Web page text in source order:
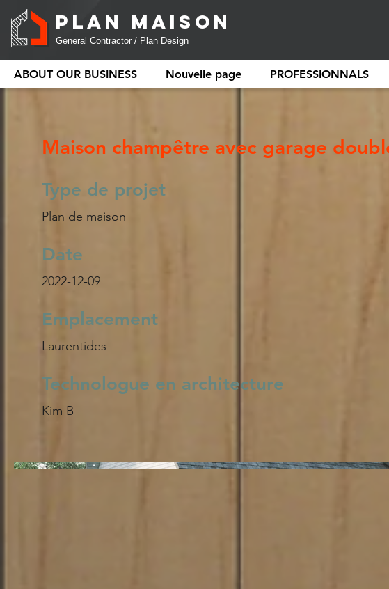
PLAN MAISON
General Contractor / Plan Design
ABOUT OUR BUSINESS Nouvelle page PROFESSIONNALS
Maison champêtre avec garage
Type de projet
Plan de maison
Date
2022-12-09
Emplacement
Laurentides
Technologue en architecture
Kim B